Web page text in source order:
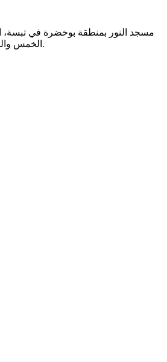
مسجد النور بمنطقة بوخضرة في تبسة،
الخمس والجمعة، ويخدم سكان الحي.